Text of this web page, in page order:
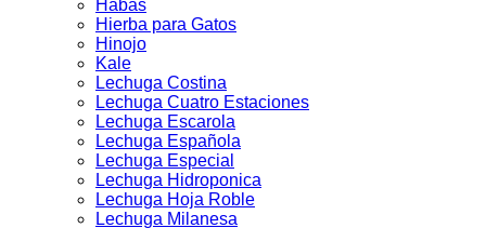
Habas
Hierba para Gatos
Hinojo
Kale
Lechuga Costina
Lechuga Cuatro Estaciones
Lechuga Escarola
Lechuga Española
Lechuga Especial
Lechuga Hidroponica
Lechuga Hoja Roble
Lechuga Milanesa